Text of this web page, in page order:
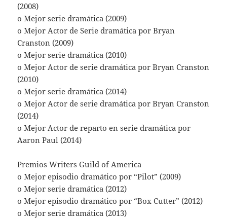
(2008)
o Mejor serie dramática (2009)
o Mejor Actor de Serie dramática por Bryan
Cranston (2009)
o Mejor serie dramática (2010)
o Mejor Actor de serie dramática por Bryan Cranston
(2010)
o Mejor serie dramática (2014)
o Mejor Actor de serie dramática por Bryan Cranston
(2014)
o Mejor Actor de reparto en serie dramática por
Aaron Paul (2014)
Premios Writers Guild of America
o Mejor episodio dramático por “Pilot” (2009)
o Mejor serie dramática (2012)
o Mejor episodio dramático por “Box Cutter” (2012)
o Mejor serie dramática (2013)